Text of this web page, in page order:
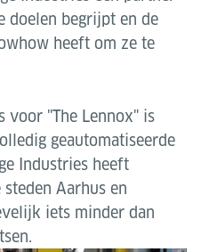
doelen begrijpt en de
heeft om ze te
voor "The Lennox" is
geautomatiseerde
Industries heeft
Aarhus en
iets minder dan